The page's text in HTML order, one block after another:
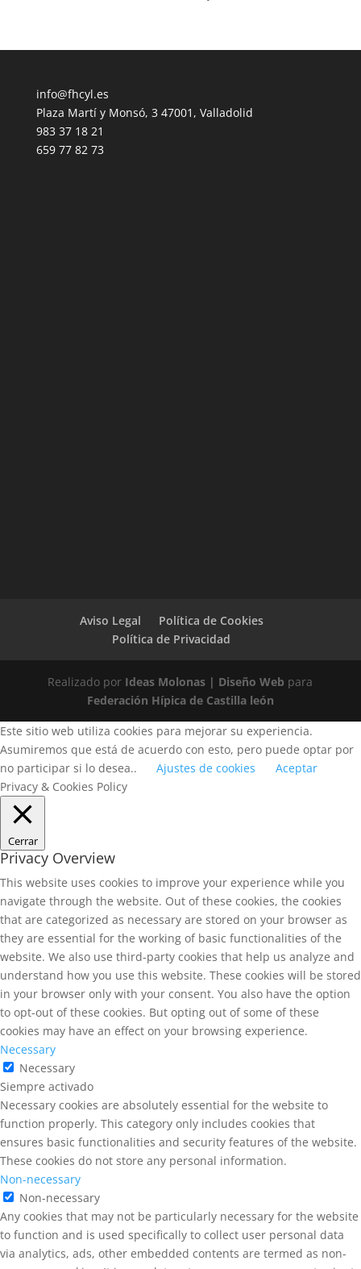
info@fhcyl.es
Plaza Martí y Monsó, 3 47001, Valladolid
983 37 18 21
659 77 82 73
Aviso Legal
Política de Cookies
Política de Privacidad
Realizado por Ideas Molonas | Diseño Web para
Federación Hípica de Castilla león
Este sitio web utiliza cookies para mejorar su experiencia.
Asumiremos que está de acuerdo con esto, pero puede optar por
no participar si lo desea..
Ajustes de cookies
Aceptar
Privacy & Cookies Policy
Cerrar
Privacy Overview
This website uses cookies to improve your experience while you
navigate through the website. Out of these cookies, the cookies
that are categorized as necessary are stored on your browser as
they are essential for the working of basic functionalities of the
website. We also use third-party cookies that help us analyze and
understand how you use this website. These cookies will be stored
in your browser only with your consent. You also have the option
to opt-out of these cookies. But opting out of some of these
cookies may have an effect on your browsing experience.
Necessary
Necessary
Siempre activado
Necessary cookies are absolutely essential for the website to
function properly. This category only includes cookies that
ensures basic functionalities and security features of the website.
These cookies do not store any personal information.
Non-necessary
Non-necessary
Any cookies that may not be particularly necessary for the website
to function and is used specifically to collect user personal data
via analytics, ads, other embedded contents are termed as non-